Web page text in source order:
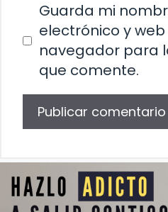
Guarda mi
electrónico y
navegador para
que comente.